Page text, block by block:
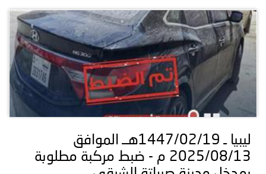
ليبيا ـ 1447/02/19هــ الموافق
2025/08/13 م - ضبط مركبة مطلوبة